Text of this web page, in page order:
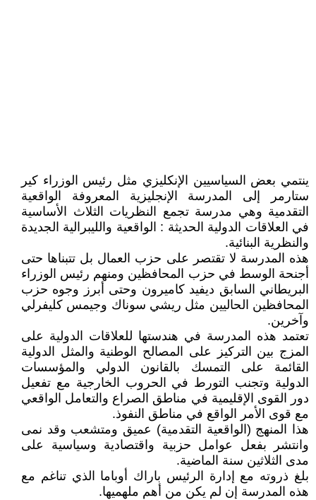
ينتمي بعض السياسيين الإنكليزي مثل رئيس الوزراء كير
ستارمر إلى المدرسة الإنجليزية المعروفة الواقعية
التقدمية وهي مدرسة تجمع النظريات الثلاث الأساسية
في العلاقات الدولية الحديثة : الواقعية والليبرالية الجديدة
والنظرية البنائية.
هذه المدرسة لا تقتصر على حزب العمال بل تتبناها حتى
أجنحة الوسط في حزب المحافظين ومنهم رئيس الوزراء
البريطاني السابق ديفيد كاميرون وحتى أبرز وجوه حزب
المحافظين الحاليين مثل ريشي سوناك وجيمس كليفرلي
وآخرين.
تعتمد هذه المدرسة في هندستها للعلاقات الدولية على
المزج بين التركيز على المصالح الوطنية والمثل الدولية
القائمة على التمسك بالقانون الدولي والمؤسسات
الدولية وتجنب التورط في الحروب الخارجية مع تفعيل
دور القوى الإقليمية في مناطق الصراع والتعامل الواقعي
مع قوى الأمر الواقع في مناطق النفوذ.
هذا المنهج (الواقعية التقدمية) عميق ومتشعب وقد نمى
وانتشر بفعل عوامل حزبية واقتصادية وسياسية على
مدى الثلاثين سنة الماضية.
بلغ ذروته مع إدارة الرئيس باراك أوباما الذي تناغم مع
هذه المدرسة إن لم يكن من أهم ملهميها.